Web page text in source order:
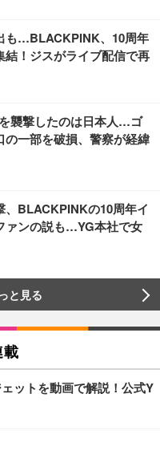
も…BLACKPINK、10周年
結！ジスがライブ配信で再
襲撃したのは日本人…ゴ
の一部を破損、警察が経緯
、BLACKPINKの10周年イ
ァンの説も…YG本社で女
と見る
載
ットを動画で解説！公式Y